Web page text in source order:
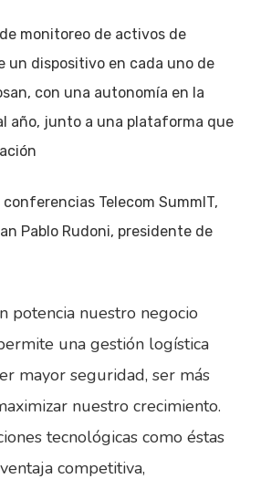
monitoreo de activos de
un dispositivo en cada uno de
con una autonomía en la
año, junto a una plataforma que
conferencias Telecom SummIT,
Pablo Rudoni, presidente de
potencia nuestro negocio
una gestión logística
mayor seguridad, ser más
nuestro crecimiento.
tecnológicas como éstas
competitiva,